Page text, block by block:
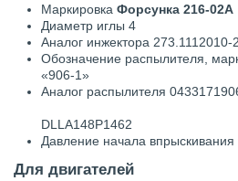
Маркировка Форсунка 216-02А
Диаметр иглы 4
Аналог инжектора 273.1112010-
Обозначение распылителя,
«906-1»
Аналог распылителя
DLLA148P1462
Давление начала впрыскивания
Для двигателей